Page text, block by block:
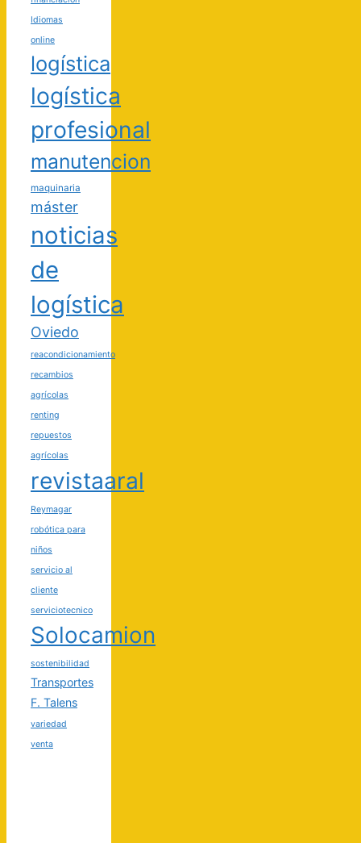
Idiomas
online
logística
logística
profesional
manutencion
maquinaria
máster
noticias
de
logística
Oviedo
reacondicionamiento
recambios
agrícolas
renting
repuestos
agrícolas
revistaaral
Reymagar
robótica para
niños
servicio al
cliente
serviciotecnico
Solocamion
sostenibilidad
Transportes
F. Talens
variedad
venta